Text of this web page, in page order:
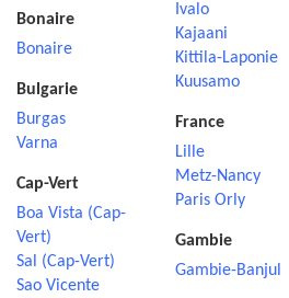
Bonaire
Bonaire
Bulgarie
Burgas
Varna
Cap-Vert
Boa Vista (Cap-
Vert)
Sal (Cap-Vert)
Sao Vicente
Ivalo
Kajaani
Kittila-Laponie
Kuusamo
France
Lille
Metz-Nancy
Paris Orly
Gambie
Gambie-Banjul